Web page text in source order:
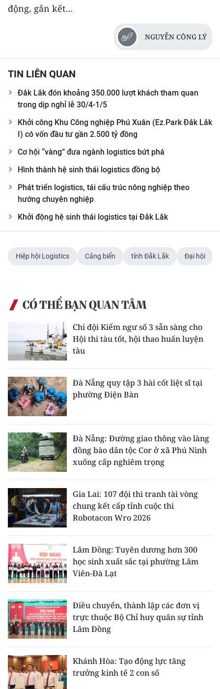
động, gắn kết…
NGUYỄN CÔNG LÝ
TIN LIÊN QUAN
Đắk Lắk đón khoảng 350.000 lượt khách tham quan
trong dịp nghỉ lễ 30/4-1/5
Khởi công Khu Công nghiệp Phú Xuân (Ez.Park Đắk Lắk
I) có vốn đầu tư gần 2.500 tỷ đồng
Cơ hội “vàng” đưa ngành logistics bứt phá
Hình thành hệ sinh thái logistics đồng bộ
Phát triển logistics, tái cấu trúc nông nghiệp theo
hướng chuyên nghiệp
Khởi động hệ sinh thái logistics tại Đắk Lắk
Hiệp hội Logistics Cảng biển tỉnh Đắk Lắk Đại hội
CÓ THỂ BẠN QUAN TÂM
Chi đội Kiểm ngư số 3 sẵn sàng cho
Hội thi tàu tốt, hội thao huấn luyện
tàu
Đà Nẵng quy tập 3 hài cốt liệt sĩ tại
phường Điện Bàn
Đà Nẵng: Đường giao thông vào làng
đồng bào dân tộc Cor ở xã Phú Ninh
xuống cấp nghiêm trọng
Gia Lai: 107 đội thi tranh tài vòng
chung kết cấp tỉnh cuộc thi
Robotacon Wro 2026
Lâm Đồng: Tuyên dương hơn 300
học sinh xuất sắc tại phường Lâm
Viên-Đà Lạt
Điều chuyển, thành lập các đơn vị
trực thuộc Bộ Chỉ huy quân sự tỉnh
Lâm Đồng
Khánh Hòa: Tạo động lực tăng
trưởng kinh tế 2 con số